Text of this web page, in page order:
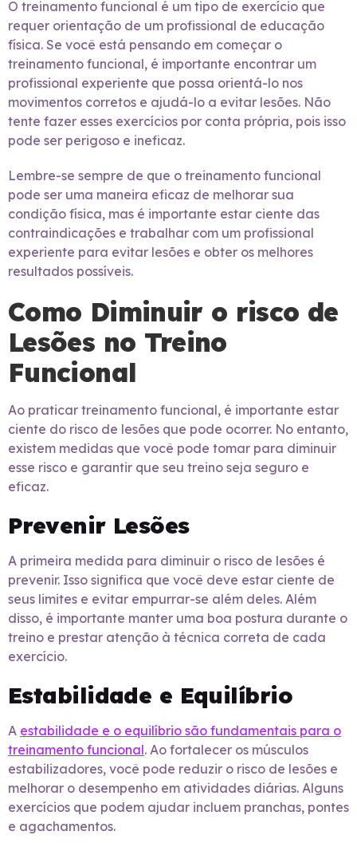
O treinamento funcional é um tipo de exercício que
requer orientação de um profissional de educação
física. Se você está pensando em começar o
treinamento funcional, é importante encontrar um
profissional experiente que possa orientá-lo nos
movimentos corretos e ajudá-lo a evitar lesões. Não
tente fazer esses exercícios por conta própria, pois isso
pode ser perigoso e ineficaz.
Lembre-se sempre de que o treinamento funcional
pode ser uma maneira eficaz de melhorar sua
condição física, mas é importante estar ciente das
contraindicações e trabalhar com um profissional
experiente para evitar lesões e obter os melhores
resultados possíveis.
Como Diminuir o risco de
Lesões no Treino
Funcional
Ao praticar treinamento funcional, é importante estar
ciente do risco de lesões que pode ocorrer. No entanto,
existem medidas que você pode tomar para diminuir
esse risco e garantir que seu treino seja seguro e
eficaz.
Prevenir Lesões
A primeira medida para diminuir o risco de lesões é
prevenir. Isso significa que você deve estar ciente de
seus limites e evitar empurrar-se além deles. Além
disso, é importante manter uma boa postura durante o
treino e prestar atenção à técnica correta de cada
exercício.
Estabilidade e Equilíbrio
A estabilidade e o equilíbrio são fundamentais para o
treinamento funcional. Ao fortalecer os músculos
estabilizadores, você pode reduzir o risco de lesões e
melhorar o desempenho em atividades diárias. Alguns
exercícios que podem ajudar incluem pranchas, pontes
e agachamentos.